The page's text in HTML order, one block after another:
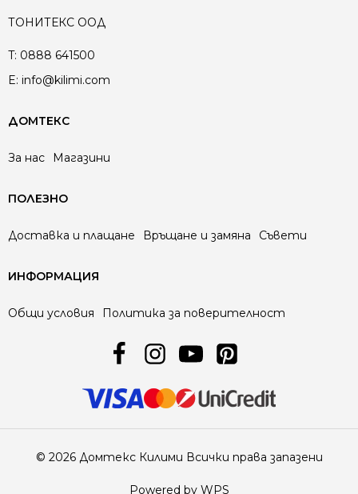
ТОНИТЕКС ООД
T: 0888 641500
E: info@kilimi.com
ДОМТЕКС
За нас Магазини
ПОЛЕЗНО
Доставка и плащане Връщане и замяна Съвети
ИНФОРМАЦИЯ
Общи условия Политика за поверителност
© 2026 Домтекс Килими Всички права запазени
Powered by WPS